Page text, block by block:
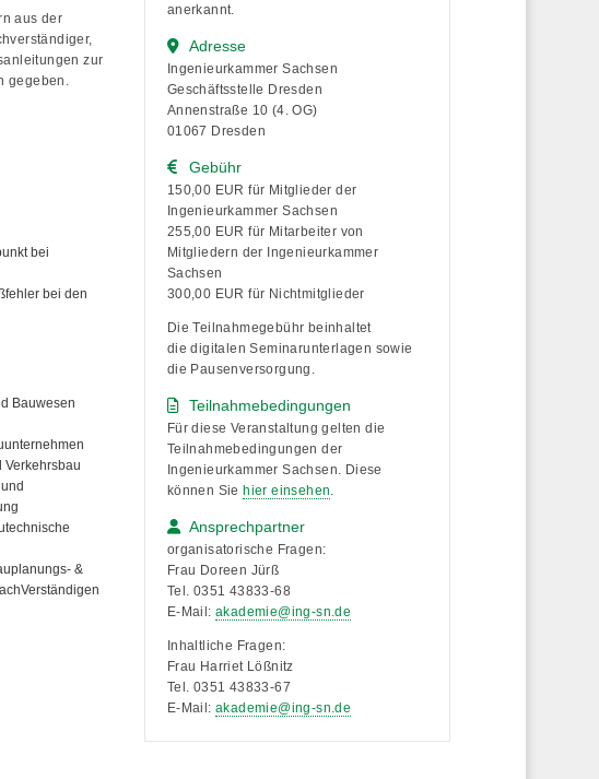
aus der
zur
gegeben.
bei
bei den
Bauwesen
Verkehrsbau
&
anerkannt.
Adresse
Ingenieurkammer Sachsen
Geschäftsstelle Dresden
Annenstraße 10 (4. OG)
01067 Dresden
Gebühr
150,00 EUR für Mitglieder der
Ingenieurkammer Sachsen
255,00 EUR für Mitarbeiter von
Mitgliedern der Ingenieurkammer
Sachsen
300,00 EUR für Nichtmitglieder
Die Teilnahmegebühr beinhaltet
diedigitalen Seminarunterlagen sowie
die Pausenversorgung .
Teilnahmebedingungen
Für diese Veranstaltung gelten die
Teilnahmebedingungen der
Ingenieurkammer Sachsen. Diese
können Sie hier einsehen.
Ansprechpartner
organisatorische Fragen:
Frau Doreen Jürß
Tel. 0351 43833-68
E-Mail: akademie@ing-sn.de
Inhaltliche Fragen:
Frau Harriet Lößnitz
Tel. 0351 43833-67
E-Mail: akademie@ing-sn.de